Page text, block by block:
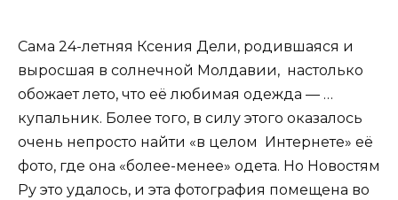
Сама 24-летняя Ксения Дели, родившаяся и
выросшая в солнечной Молдавии, настолько
обожает лето, что её любимая одежда — …
купальник. Более того, в силу этого оказалось
очень непросто найти «в целом Интернете» её
фото, где она «более-менее» одета. Но Новостям
Ру это удалось, и эта фотография помещена во